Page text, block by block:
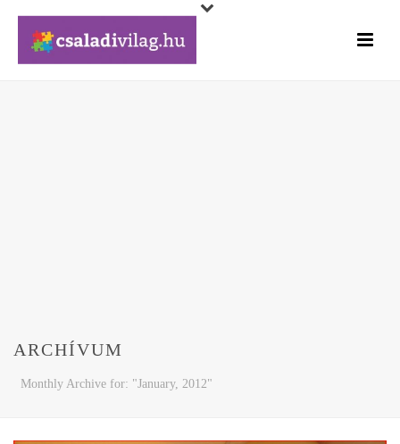
ARCHÍVUM
Monthly Archive for: "January, 2012"